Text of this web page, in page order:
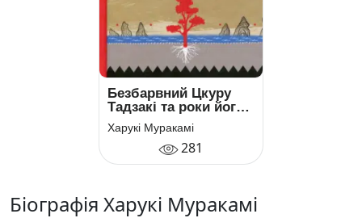
Безбарвний Цкуру
Тадзакі та роки його
прощі
Харукі Муракамі
281
Біографія Харукі Муракамі